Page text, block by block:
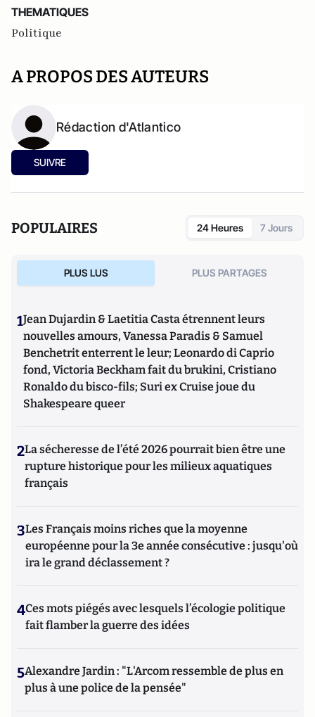
THEMATIQUES
Politique
A PROPOS DES AUTEURS
Rédaction d'Atlantico
SUIVRE
POPULAIRES 24 Heures 7 Jours
PLUS LUS PLUS PARTAGES
1Jean Dujardin & Laetitia Casta étrennent leurs
nouvelles amours, Vanessa Paradis & Samuel
Benchetrit enterrent le leur; Leonardo di Caprio
fond, Victoria Beckham fait du brukini, Cristiano
Ronaldo du bisco-fils; Suri ex Cruise joue du
Shakespeare queer
2La sécheresse de l’été 2026 pourrait bien être une
rupture historique pour les milieux aquatiques
français
3Les Français moins riches que la moyenne
européenne pour la 3e année consécutive : jusqu'où
ira le grand déclassement ?
4Ces mots piégés avec lesquels l’écologie politique
fait flamber la guerre des idées
5Alexandre Jardin : "L'Arcom ressemble de plus en
plus à une police de la pensée"